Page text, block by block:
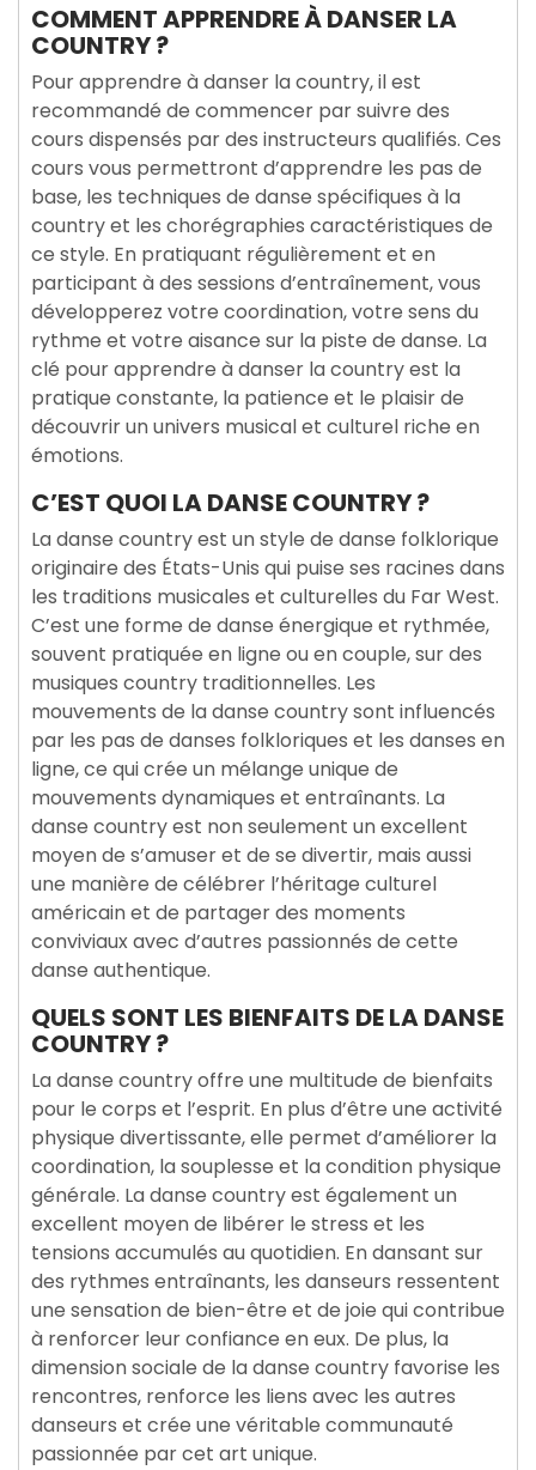
COMMENT APPRENDRE À DANSER LA
COUNTRY ?
Pour apprendre à danser la country, il est
recommandé de commencer par suivre des
cours dispensés par des instructeurs qualifiés. Ces
cours vous permettront d’apprendre les pas de
base, les techniques de danse spécifiques à la
country et les chorégraphies caractéristiques de
ce style. En pratiquant régulièrement et en
participant à des sessions d’entraînement, vous
développerez votre coordination, votre sens du
rythme et votre aisance sur la piste de danse. La
clé pour apprendre à danser la country est la
pratique constante, la patience et le plaisir de
découvrir un univers musical et culturel riche en
émotions.
C’EST QUOI LA DANSE COUNTRY ?
La danse country est un style de danse folklorique
originaire des États-Unis qui puise ses racines dans
les traditions musicales et culturelles du Far West.
C’est une forme de danse énergique et rythmée,
souvent pratiquée en ligne ou en couple, sur des
musiques country traditionnelles. Les
mouvements de la danse country sont influencés
par les pas de danses folkloriques et les danses en
ligne, ce qui crée un mélange unique de
mouvements dynamiques et entraînants. La
danse country est non seulement un excellent
moyen de s’amuser et de se divertir, mais aussi
une manière de célébrer l’héritage culturel
américain et de partager des moments
conviviaux avec d’autres passionnés de cette
danse authentique.
QUELS SONT LES BIENFAITS DE LA DANSE
COUNTRY ?
La danse country offre une multitude de bienfaits
pour le corps et l’esprit. En plus d’être une activité
physique divertissante, elle permet d’améliorer la
coordination, la souplesse et la condition physique
générale. La danse country est également un
excellent moyen de libérer le stress et les
tensions accumulés au quotidien. En dansant sur
des rythmes entraînants, les danseurs ressentent
une sensation de bien-être et de joie qui contribue
à renforcer leur confiance en eux. De plus, la
dimension sociale de la danse country favorise les
rencontres, renforce les liens avec les autres
danseurs et crée une véritable communauté
passionnée par cet art unique.